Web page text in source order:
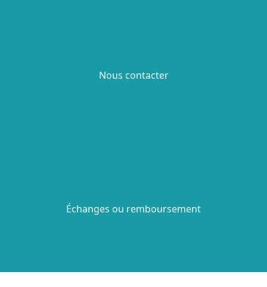
Nous contacter
Échanges ou remboursement